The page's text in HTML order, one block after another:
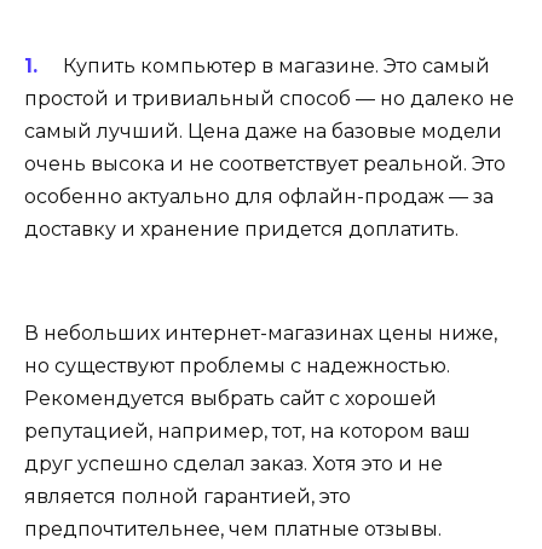
Купить компьютер в магазине. Это самый
простой и тривиальный способ — но далеко не
самый лучший. Цена даже на базовые модели
очень высока и не соответствует реальной. Это
особенно актуально для офлайн-продаж — за
доставку и хранение придется доплатить.
В небольших интернет-магазинах цены ниже,
но существуют проблемы с надежностью.
Рекомендуется выбрать сайт с хорошей
репутацией, например, тот, на котором ваш
друг успешно сделал заказ. Хотя это и не
является полной гарантией, это
предпочтительнее, чем платные отзывы.